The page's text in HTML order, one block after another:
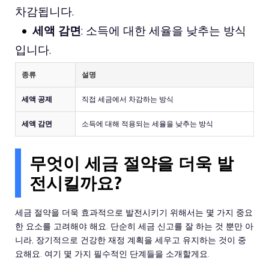
차감됩니다.
세액 감면: 소득에 대한 세율을 낮추는 방식
입니다.
종류 설명
세액 공제 직접 세금에서 차감하는 방식
세액 감면 소득에 대해 적용되는 세율을 낮추는 방식
무엇이 세금 절약을 더욱 발
전시킬까요?
세금 절약을 더욱 효과적으로 발전시키기 위해서는 몇 가지 중요
한 요소를 고려해야 해요. 단순히 세금 신고를 잘 하는 것 뿐만 아
니라, 장기적으로 건강한 재정 계획을 세우고 유지하는 것이 중
요해요. 여기 몇 가지 필수적인 단계들을 소개할게요.